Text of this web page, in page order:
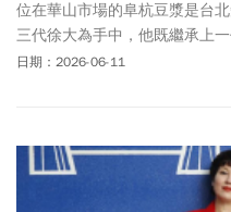
位在華山市場的阜杭豆漿是台
三代徐大為手中，他既繼承上
望用嶄新思維帶老店升級。
日期：2026-06-11